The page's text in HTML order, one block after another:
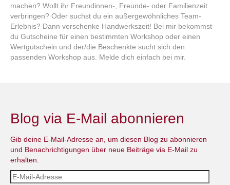
machen? Wollt ihr Freundinnen-, Freunde- oder Familienzeit
verbringen? Oder suchst du ein außergewöhnliches Team-
Erlebnis? Dann verschenke Handwerkszeit! Bei mir bekommst
du Gutscheine für einen bestimmten Workshop oder einen
Wertgutschein und der/die Beschenkte sucht sich den
passenden Workshop aus. Melde dich einfach bei mir.
Blog via E-Mail abonnieren
Gib deine E-Mail-Adresse an, um diesen Blog zu abonnieren
und Benachrichtigungen über neue Beiträge via E-Mail zu
erhalten.
E-